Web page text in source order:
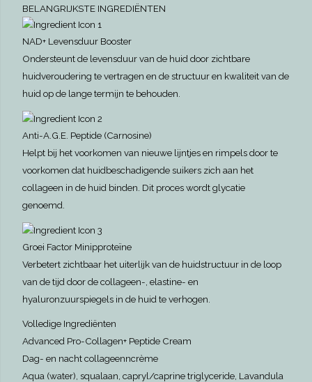
BELANGRIJKSTE INGREDIËNTEN
NAD+ Levensduur Booster
Ondersteunt de levensduur van de huid door zichtbare
huidveroudering te vertragen en de structuur en kwaliteit van de
huid op de lange termijn te behouden.
Anti-A.G.E. Peptide (Carnosine)
Helpt bij het voorkomen van nieuwe lijntjes en rimpels door te
voorkomen dat huidbeschadigende suikers zich aan het
collageen in de huid binden. Dit proces wordt glycatie
genoemd.
Groei Factor Minipproteïne
Verbetert zichtbaar het uiterlijk van de huidstructuur in de loop
van de tijd door de collageen-, elastine- en
hyaluronzuurspiegels in de huid te verhogen.
Volledige Ingrediënten
Advanced Pro-Collagen+ Peptide Cream
Dag- en nacht collageenncrème
Aqua (water), squalaan, capryl/caprine triglyceride, Lavandula